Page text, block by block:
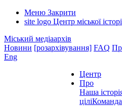
Меню Закрити
site logo Центр міської
Міський медіаархів
Новини [розархівування] FAQ
Eng
Центр
Про
Наша
ціліКоманда